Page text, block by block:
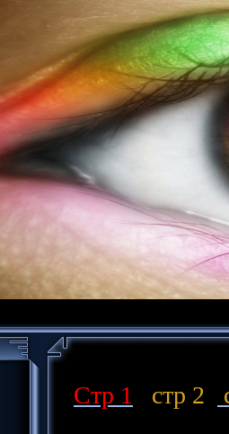
Стр 1 стр 2